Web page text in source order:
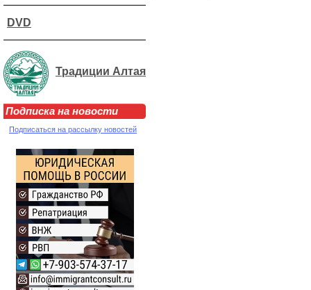
DVD
Традиции Алтая
Подписка на новости
Подписаться на рассылку новостей